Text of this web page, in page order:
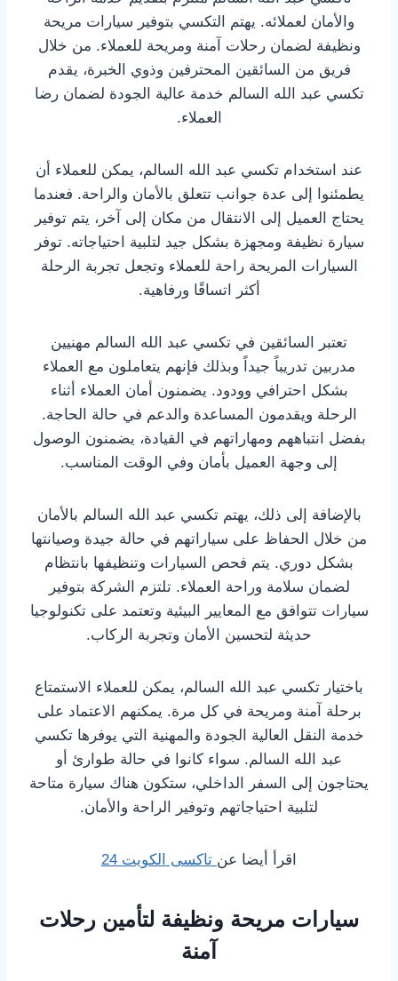
والأمان لعملائه. يهتم التكسي بتوفير سيارات مريحة
ونظيفة لضمان رحلات آمنة ومريحة للعملاء. من خلال
فريق من السائقين المحترفين وذوي الخبرة، يقدم
تكسي عبد الله السالم خدمة عالية الجودة لضمان رضا
العملاء.
عند استخدام تكسي عبد الله السالم، يمكن للعملاء أن
يطمئنوا إلى عدة جوانب تتعلق بالأمان والراحة. فعندما
يحتاج العميل إلى الانتقال من مكان إلى آخر، يتم توفير
سيارة نظيفة ومجهزة بشكل جيد لتلبية احتياجاته. توفر
السيارات المريحة راحة للعملاء وتجعل تجربة الرحلة
أكثر اتساقًا ورفاهية.
تعتبر السائقين في تكسي عبد الله السالم مهنيين
مدربين تدريباً جيداً وبذلك فإنهم يتعاملون مع العملاء
بشكل احترافي وودود. يضمنون أمان العملاء أثناء
الرحلة ويقدمون المساعدة والدعم في حالة الحاجة.
بفضل انتباههم ومهاراتهم في القيادة، يضمنون الوصول
إلى وجهة العميل بأمان وفي الوقت المناسب.
بالإضافة إلى ذلك، يهتم تكسي عبد الله السالم بالأمان
من خلال الحفاظ على سياراتهم في حالة جيدة وصيانتها
بشكل دوري. يتم فحص السيارات وتنظيفها بانتظام
لضمان سلامة وراحة العملاء. تلتزم الشركة بتوفير
سيارات تتوافق مع المعايير البيئية وتعتمد على تكنولوجيا
حديثة لتحسين الأمان وتجربة الركاب.
باختيار تكسي عبد الله السالم، يمكن للعملاء الاستمتاع
برحلة آمنة ومريحة في كل مرة. يمكنهم الاعتماد على
خدمة النقل العالية الجودة والمهنية التي يوفرها تكسي
عبد الله السالم. سواء كانوا في حالة طوارئ أو
يحتاجون إلى السفر الداخلي، ستكون هناك سيارة متاحة
لتلبية احتياجاتهم وتوفير الراحة والأمان.
اقرأ أيضا عن تاكسى الكويت 24
سيارات مريحة ونظيفة لتأمين رحلات
آمنة